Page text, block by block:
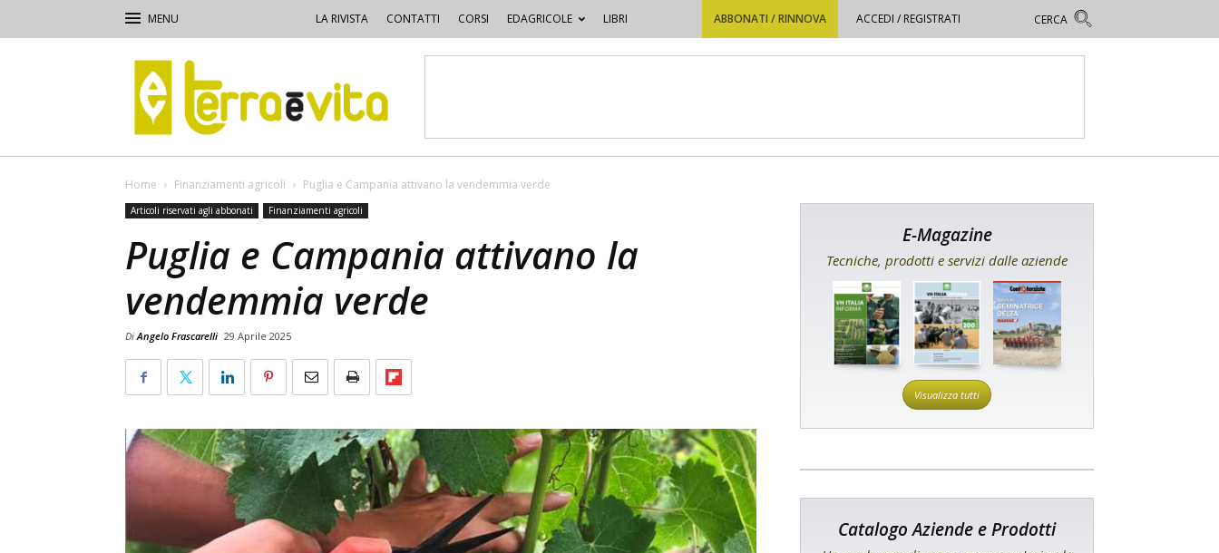
LA RIVISTA CONTATTI CORSI EDAGRICOLE LIBRI ABBONATI / RINNOVA ACCEDI / REGISTRATI
Terra
e
Vita
Home Finanziamenti agricoli Puglia e Campania attivano la vendemmia verde
Articoli riservati agli abbonati Finanziamenti agricoli
Puglia e Campania attivano la
vendemmia verde
DiAngelo Frascarelli 29 Aprile 2025
E-Magazine
Tecniche, prodotti e servizi dalle aziende
Visualizza tutti
Catalogo Aziende e Prodotti